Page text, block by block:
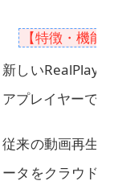
【特徴・機能
新しい
アプレイヤーで
従来の動画再生
ータをクラウド